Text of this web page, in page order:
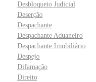
Desbloqueio Judicial
Deserção
Despachante
Despachante Aduaneiro
Despachante Imobiliário
Despejo
Difamação
Direito